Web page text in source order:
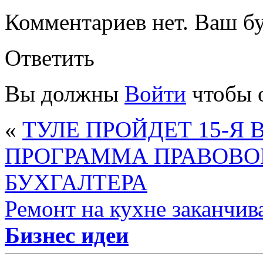
Комментариев нет. Ваш
Ответить
Вы должны Войти чтобы
« ТУЛЕ ПРОЙДЕТ 15-Я
ПРОГРАММА
БУХГАЛТЕРА
Ремонт на кухне
Бизнес идеи